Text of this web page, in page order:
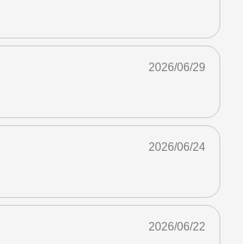
2026/06/29
2026/06/24
2026/06/22